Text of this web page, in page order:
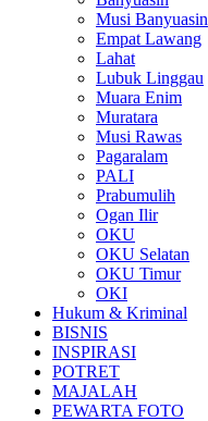
Musi Banyuasin
Empat Lawang
Lahat
Lubuk Linggau
Muara Enim
Muratara
Musi Rawas
Pagaralam
PALI
Prabumulih
Ogan Ilir
OKU
OKU Selatan
OKU Timur
OKI
Hukum & Kriminal
BISNIS
INSPIRASI
POTRET
MAJALAH
PEWARTA FOTO